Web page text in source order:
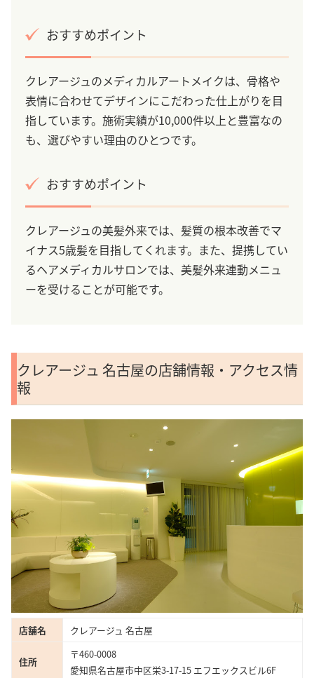
おすすめポイント
クレアージュのメディカルアートメイクは、骨格や
表情に合わせてデザインにこだわった仕上がりを目
指しています。施術実績が10,000件以上と豊富なの
も、選びやすい理由のひとつです。
おすすめポイント
クレアージュの美髪外来では、髪質の根本改善でマ
イナス5歳髪を目指してくれます。また、提携してい
るヘアメディカルサロンでは、美髪外来連動メニュ
ーを受けることが可能です。
クレアージュ 名古屋の店舗情報・アクセス情
報
店舗名 クレアージュ 名古屋
住所
〒460-0008
愛知県名古屋市中区栄3-17-15 エフエックスビル6F